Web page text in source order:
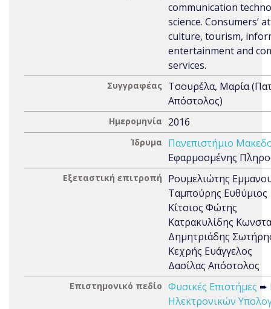
communication
science. Consumers’
culture, tourism,
entertainment and
services.
Συγγραφέας Τσουρέλα, Μαρία
Απόστολος)
Ημερομηνία 2016
Ίδρυμα
Πανεπιστήμιο
Εφαρμοσμένης
Εξεταστική επιτροπή
Ρουμελιώτης
Ταμπούρης Ευθύμιος
Κίτσιος Φώτης
Κατρακυλίδης
Δημητριάδης
Κεχρής Ευάγγελος
Δασίλας Απόστολος
Επιστημονικό πεδίο Φυσικές Επιστήμες ➨
Ηλεκτρονικών